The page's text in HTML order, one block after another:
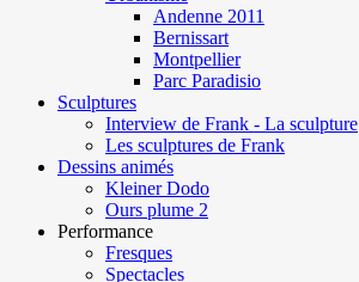
Andenne 2011
Bernissart
Montpellier
Parc Paradisio
Sculptures
Interview de Frank - La sculpture
Les sculptures de Frank
Dessins animés
Kleiner Dodo
Ours plume 2
Performance
Fresques
Spectacles